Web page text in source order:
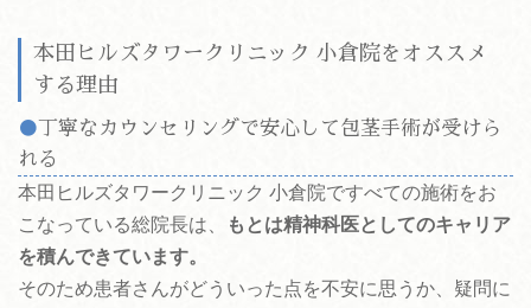
本田ヒルズタワークリニック 小倉院をオススメ
する理由
丁寧なカウンセリングで安心して包茎手術が受けら
れる
本田ヒルズタワークリニック 小倉院ですべての施術をお
こなっている総院長は、
もとは精神科医としてのキャリア
を積んできています。
そのため患者さんがどういった点を不安に思うか、疑問に